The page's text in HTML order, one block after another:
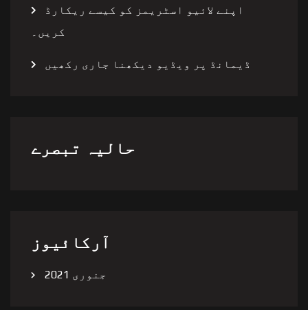
اپنے لائیو اسٹریمز کو کیسے ریکارڈ
کریں۔
ڈیمانڈ پر ویڈیو دیکھنا جاری رکھیں
حالیہ تبصرے
آرکائیوز
جنوری 2021